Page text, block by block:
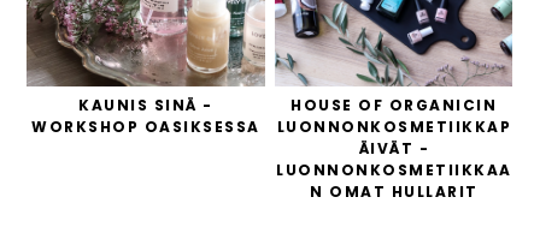
KAUNIS SINÄ -
WORKSHOP OASIKSESSA
HOUSE OF ORGANICIN
LUONNONKOSMETIIKKAP
ÄIVÄT -
LUONNONKOSMETIIKKAA
N OMAT HULLARIT